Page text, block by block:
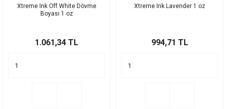
Xtreme Ink Off White Dövme
Boyası 1 oz
1.061,34 TL
Xtreme Ink Lavender 1 oz
994,71 TL